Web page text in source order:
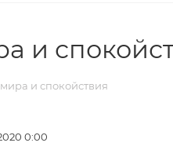
и
и спокойствия
0:00